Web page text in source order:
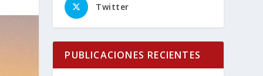
Twitter
PUBLICACIONES RECIENTES